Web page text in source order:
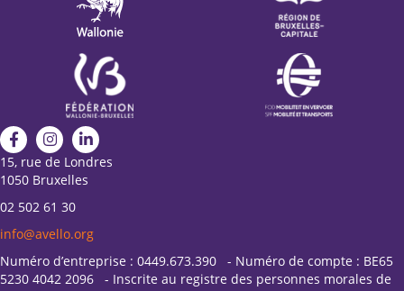
15, rue de Londres
1050 Bruxelles
02 502 61 30
info@avello.org
Numéro d’entreprise : 0449.673.390 - Numéro de compte : BE65
5230 4042 2096 - Inscrite au registre des personnes morales de